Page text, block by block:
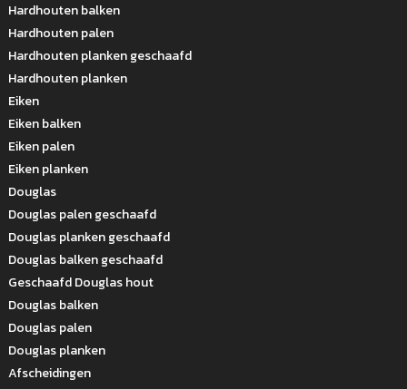
Hardhouten balken
Hardhouten palen
Hardhouten planken geschaafd
Hardhouten planken
Eiken
Eiken balken
Eiken palen
Eiken planken
Douglas
Douglas palen geschaafd
Douglas planken geschaafd
Douglas balken geschaafd
Geschaafd Douglas hout
Douglas balken
Douglas palen
Douglas planken
Afscheidingen